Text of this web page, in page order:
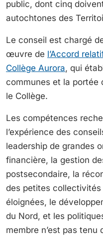
public, dont cinq
autochtones des
Le conseil est chargé
œuvre de l’Accord
Collège Aurora, qui
communes et la portée
le Collège.
Les compétences
l’expérience des
leadership de grandes
financière, la gestion
postsecondaire, la
des petites
éloignées, le
du Nord, et les
membre n’est pas